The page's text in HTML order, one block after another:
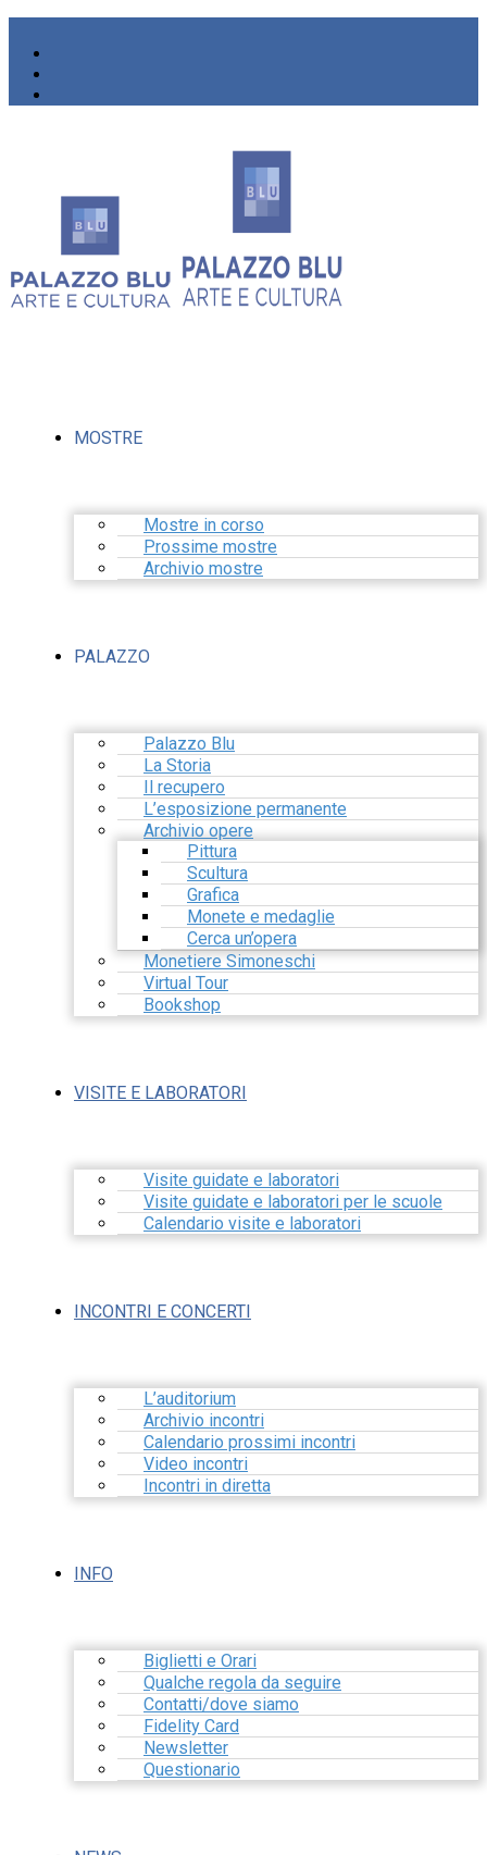
MOSTRE
Mostre in corso
Prossime mostre
Archivio mostre
PALAZZO
Palazzo Blu
La Storia
Il recupero
L’esposizione permanente
Archivio opere
Pittura
Scultura
Grafica
Monete e medaglie
Cerca un’opera
Monetiere Simoneschi
Virtual Tour
Bookshop
VISITE E LABORATORI
Visite guidate e laboratori
Visite guidate e laboratori per le scuole
Calendario visite e laboratori
INCONTRI E CONCERTI
L’auditorium
Archivio incontri
Calendario prossimi incontri
Video incontri
Incontri in diretta
INFO
Biglietti e Orari
Qualche regola da seguire
Contatti/dove siamo
Fidelity Card
Newsletter
Questionario